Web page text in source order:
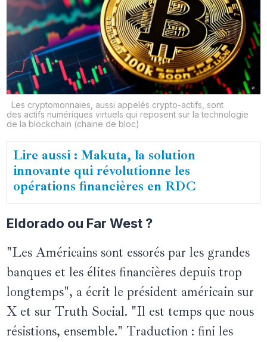
Les cryptomonnaies, aussi appelés crypto-actifs, sont
des actifs numériques virtuels qui reposent sur la technologie
de la blockchain (chaine de bloc)
Lire aussi : Makuta, la solution
innovante qui révolutionne les
opérations financières en RDC
Eldorado ou Far West ?
"Les Américains sont essorés par les grandes
banques et les élites financières depuis trop
longtemps", a écrit le président américain sur
X et sur Truth Social. "Il est temps que nous
résistions, ensemble." Traduction : fini les